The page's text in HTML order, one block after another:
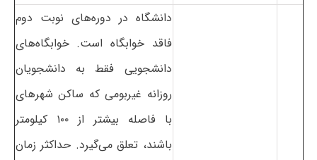
دانشگاه در دوره‌های نوبت دوم
فاقد خوابگاه است. خوابگاه‌های
دانشجویی فقط به دانشجویان
روزانه غیربومی که ساکن شهرهای
با فاصله بیشتر از ۱۰۰ کیلومتر
باشند، تعلق می‌گیرد. حداکثر زمان